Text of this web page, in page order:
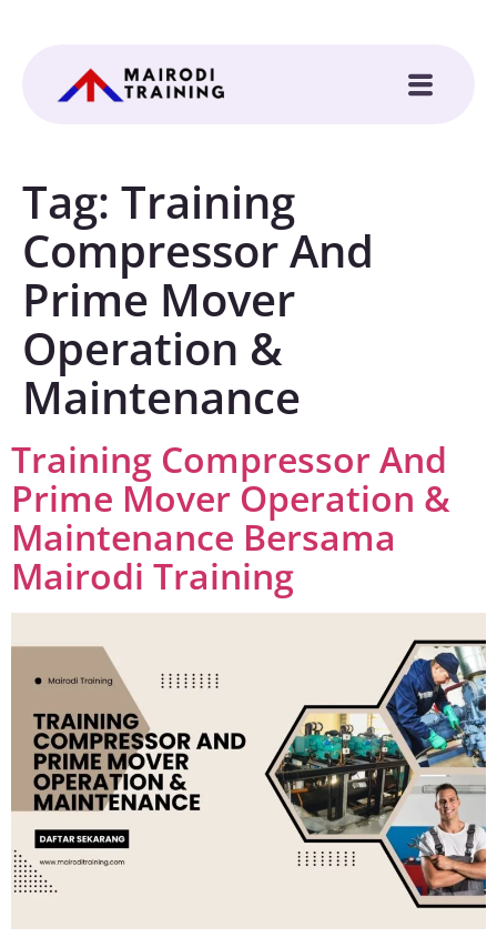
Tag: Training
Compressor And
Prime Mover
Operation &
Maintenance
Training Compressor And
Prime Mover Operation &
Maintenance Bersama
Mairodi Training